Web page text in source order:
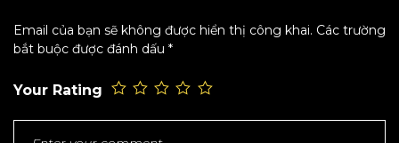
Email của bạn sẽ không được hiển thị công khai. Các trường
bắt buộc được đánh dấu *
Your Rating